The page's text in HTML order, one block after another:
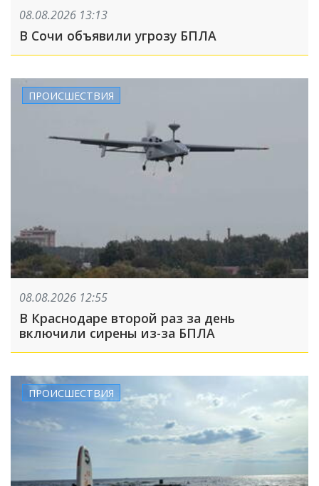
08.08.2026 13:13
В Сочи объявили угрозу БПЛА
ПРОИСШЕСТВИЯ
08.08.2026 12:55
В Краснодаре второй раз за день
включили сирены из-за БПЛА
ПРОИСШЕСТВИЯ